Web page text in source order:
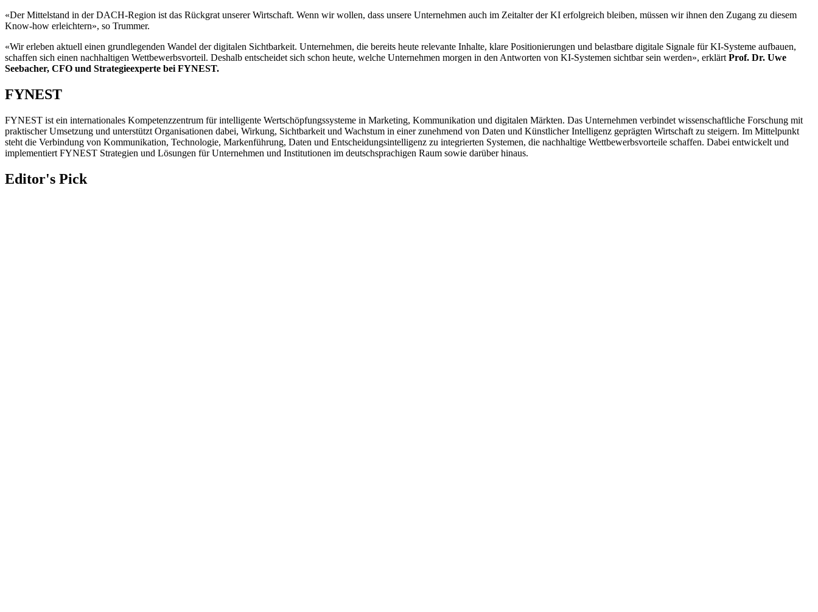
«Der Mittelstand in der DACH-Region ist das Rückgrat unserer Wirtschaft. Wenn wir wollen, dass unsere Unternehmen auch im Zeitalter der KI erfolgreich bleiben, müssen wir ihnen den Zugang zu diesem
Know-how erleichtern», so Trummer.
«Wir erleben aktuell einen grundlegenden Wandel der digitalen Sichtbarkeit. Unternehmen, die bereits heute relevante Inhalte, klare Positionierungen und belastbare digitale Signale für KI-Systeme aufbauen,
schaffen sich einen nachhaltigen Wettbewerbsvorteil. Deshalb entscheidet sich schon heute, welche Unternehmen morgen in den Antworten von KI-Systemen sichtbar sein werden», erklärt Prof. Dr. Uwe
Seebacher, CFO und Strategieexperte bei FYNEST.
FYNEST
FYNEST ist ein internationales Kompetenzzentrum für intelligente Wertschöpfungssysteme in Marketing, Kommunikation und digitalen Märkten. Das Unternehmen verbindet wissenschaftliche Forschung mit
praktischer Umsetzung und unterstützt Organisationen dabei, Wirkung, Sichtbarkeit und Wachstum in einer zunehmend von Daten und Künstlicher Intelligenz geprägten Wirtschaft zu steigern. Im Mittelpunkt
steht die Verbindung von Kommunikation, Technologie, Markenführung, Daten und Entscheidungsintelligenz zu integrierten Systemen, die nachhaltige Wettbewerbsvorteile schaffen. Dabei entwickelt und
implementiert FYNEST Strategien und Lösungen für Unternehmen und Institutionen im deutschsprachigen Raum sowie darüber hinaus.
Editor's Pick